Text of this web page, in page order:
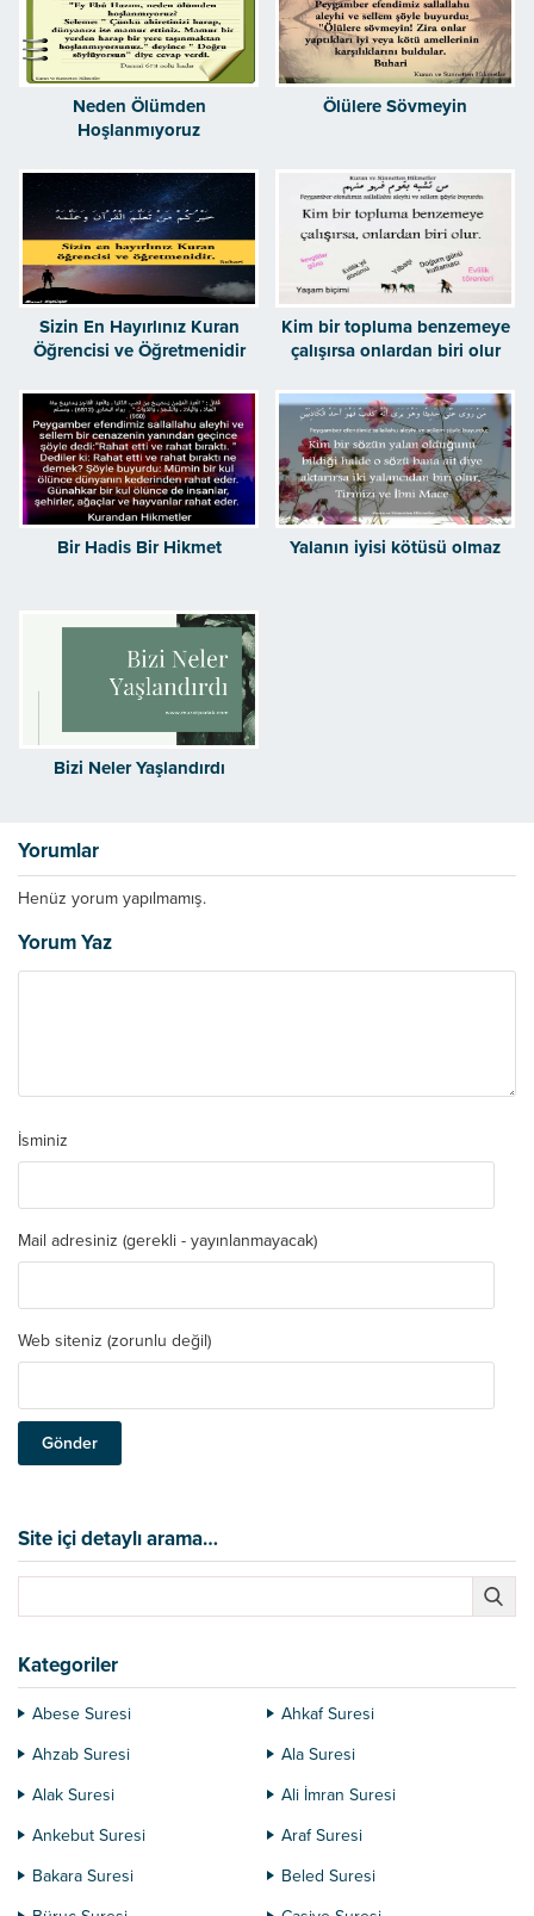
Neden Ölümden
Hoşlanmıyoruz
Ölülere Sövmeyin
Sizin En Hayırlınız Kuran
Öğrencisi ve Öğretmenidir
Kim bir topluma benzemeye
çalışırsa onlardan biri olur
Bir Hadis Bir Hikmet Yalanın iyisi kötüsü olmaz
Bizi Neler Yaşlandırdı
Yorumlar
Henüz yorum yapılmamış.
Yorum Yaz
İsminiz
Mail adresiniz (gerekli - yayınlanmayacak)
Web siteniz (zorunlu değil)
Site içi detaylı arama…
Kategoriler
Abese Suresi
Ahkaf Suresi
Ahzab Suresi
Ala Suresi
Alak Suresi
Ali İmran Suresi
Ankebut Suresi
Araf Suresi
Bakara Suresi
Beled Suresi